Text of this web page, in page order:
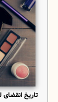
تاریخ